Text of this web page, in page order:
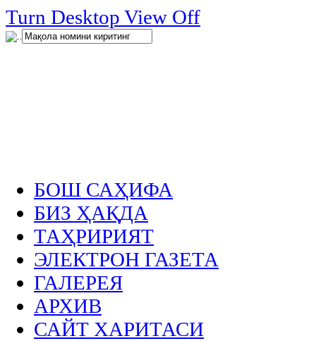
Turn Desktop View Off
.
БОШ САҲИФА
БИЗ ҲАҚДА
ТАҲРИРИЯТ
ЭЛЕКТРОН ГАЗЕТА
ГАЛЕРЕЯ
АРХИВ
САЙТ ХАРИТАСИ